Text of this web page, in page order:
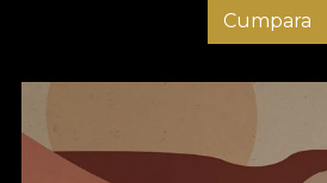
Cumpara